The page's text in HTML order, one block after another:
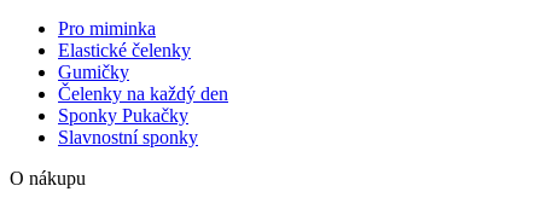
Pro miminka
Elastické čelenky
Gumičky
Čelenky na každý den
Sponky Pukačky
Slavnostní sponky
O nákupu